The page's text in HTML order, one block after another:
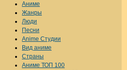
Аниме
Жанры
Люди
Песни
Anime Студии
Вид аниме
Страны
Аниме ТОП 100